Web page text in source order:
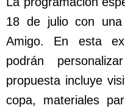
18 de julio con
Amigo. En esta
podrán
propuesta incluye
copa, materiales